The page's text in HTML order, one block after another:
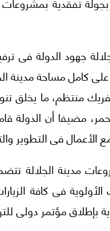
الدولة فى
وتليفريك منتظم، ما
مضيفا أن الدولة
الأعمال فى التطوير
مدينة الجلالة
فى كافة
بإطلاق مؤتمر دولى